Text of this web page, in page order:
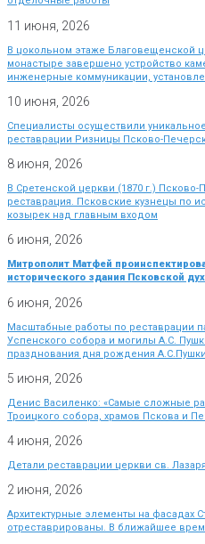
11 июня, 2026
В цокольном этаже Благовещенской
монастыре завершено устройство
инженерные коммуникации,
10 июня, 2026
Специалисты осуществили
реставрации Ризницы Псково-
8 июня, 2026
В Сретенской церкви (1870 г.)
реставрация. Псковские кузнецы по
козырек над главным входом
6 июня, 2026
Митрополит Матфей
исторического здания Псковской
6 июня, 2026
Масштабные работы по реставрации
Успенского собора и могилы А.С.
празднования дня рождения
5 июня, 2026
Денис Василенко: «Самые сложные
Троицкого собора, храмов Пскова и
4 июня, 2026
Детали реставрации церкви св.
2 июня, 2026
Архитектурные элементы на фасадах
отреставрированы. В ближайшее